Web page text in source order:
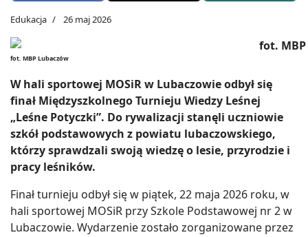
Edukacja 26 maj 2026
fot. MBP Lubaczów
W hali sportowej MOSiR w Lubaczowie odbył się
finał Międzyszkolnego Turnieju Wiedzy Leśnej
„Leśne Potyczki”. Do rywalizacji stanęli uczniowie
szkół podstawowych z powiatu lubaczowskiego,
którzy sprawdzali swoją wiedzę o lesie, przyrodzie i
pracy leśników.
Finał turnieju odbył się w piątek, 22 maja 2026 roku, w
hali sportowej MOSiR przy Szkole Podstawowej nr 2 w
Lubaczowie. Wydarzenie zostało zorganizowane przez